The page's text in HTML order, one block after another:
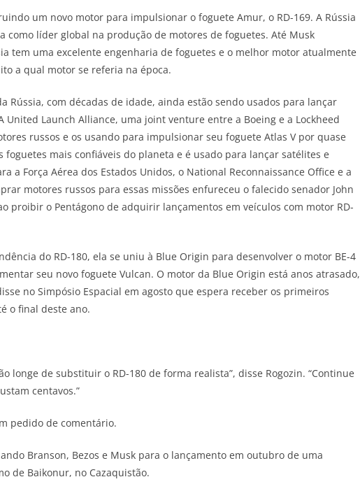
um novo motor para impulsionar o foguete Amur, o RD-169. A Rússia
como líder global na produção de motores de foguetes. Até Musk
tem uma excelente engenharia de foguetes e o melhor motor atualmente
a qual motor se referia na época.
Rússia, com décadas de idade, ainda estão sendo usados ​​para lançar
United Launch Alliance, uma joint venture entre a Boeing e a Lockheed
russos e os usando para impulsionar seu foguete Atlas V por quase
foguetes mais confiáveis ​​do planeta e é usado para lançar satélites e
a Força Aérea dos Estados Unidos, o National Reconnaissance Office e a
motores russos para essas missões enfureceu o falecido senador John
proibir o Pentágono de adquirir lançamentos em veículos com motor RD-
do RD-180, ela se uniu à Blue Origin para desenvolver o motor BE-4
seu novo foguete Vulcan. O motor da Blue Origin está anos atrasado,
no Simpósio Espacial em agosto que espera receber os primeiros
o final deste ano.
longe de substituir o RD-180 de forma realista”, disse Rogozin. “Continue
centavos.”
pedido de comentário.
Branson, Bezos e Musk para o lançamento em outubro de uma
de Baikonur, no Cazaquistão.